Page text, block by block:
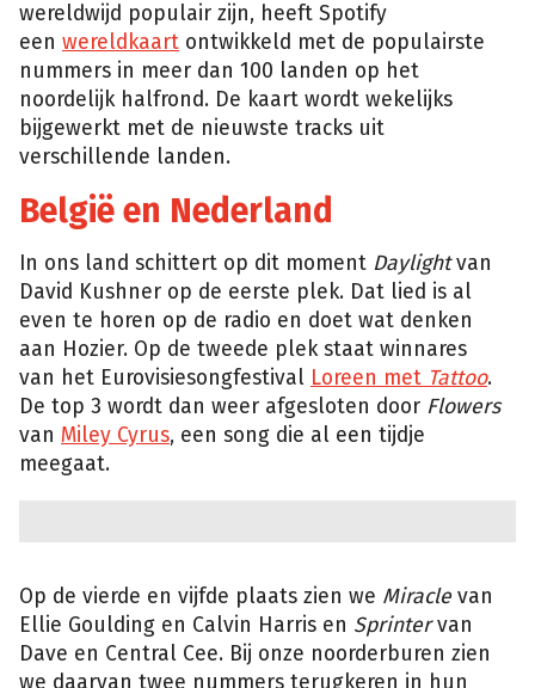
wereldwijd populair zijn, heeft Spotify
een wereldkaart ontwikkeld met de populairste
nummers in meer dan 100 landen op het
noordelijk halfrond. De kaart wordt wekelijks
bijgewerkt met de nieuwste tracks uit
verschillende landen.
België en Nederland
In ons land schittert op dit moment Daylightvan
David Kushner op de eerste plek. Dat lied is al
even te horen op de radio en doet wat denken
aan Hozier. Op de tweede plek staat winnares
van het Eurovisiesongfestival Loreen met Tattoo.
De top 3 wordt dan weer afgesloten door Flowers
van Miley Cyrus, een song die al een tijdje
meegaat.
Op de vierde en vijfde plaats zien we Miraclevan
Ellie Goulding en Calvin Harris en Sprintervan
Dave en Central Cee. Bij onze noorderburen zien
we daarvan twee nummers terugkeren in hun